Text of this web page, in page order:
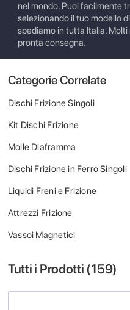
nel mondo. Puoi facilmente
selezionando il tuo modello
spediamo in tutta Italia.
pronta consegna.
Categorie Correlate
Dischi Frizione Singoli
Kit Dischi Frizione
Molle Diaframma
Dischi Frizione in Ferro Singoli
Liquidi Freni e Frizione
Attrezzi Frizione
Vassoi Magnetici
Tutti i Prodotti (159)